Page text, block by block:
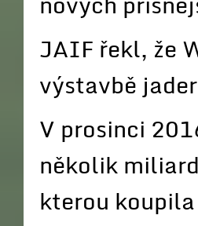
JAIF řekl, že
výstavbě
V prosinci
několik
kterou